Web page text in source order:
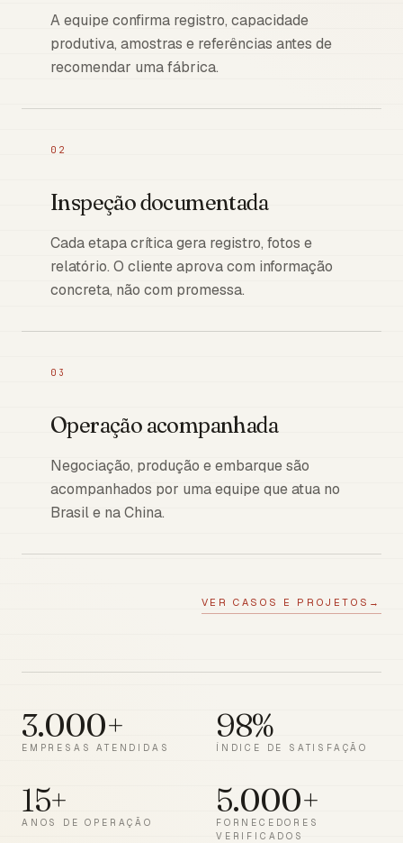
A equipe confirma registro, capacidade
produtiva, amostras e referências antes de
recomendar uma fábrica.
02
Inspeção documentada
Cada etapa crítica gera registro, fotos e
relatório. O cliente aprova com informação
concreta, não com promessa.
03
Operação acompanhada
Negociação, produção e embarque são
acompanhados por uma equipe que atua no
Brasil e na China.
VER CASOS E PROJETOS →
3.000+
EMPRESAS ATENDIDAS
98%
ÍNDICE DE SATISFAÇÃO
15+
ANOS DE OPERAÇÃO
5.000+
FORNECEDORES
VERIFICADOS